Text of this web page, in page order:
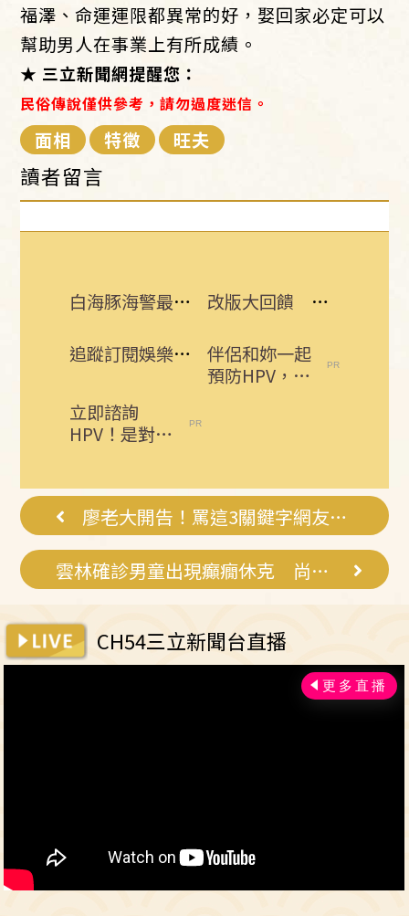
福澤、命運運限都異常的好，娶回家必定可以
幫助男人在事業上有所成績。
★ 三立新聞網提醒您：
民俗傳說僅供參考，請勿過度迷信。
面相 特徵 旺夫
讀者留言
白海豚海警最快這時解除！9日颱風假一覽 改版大回饋 熱門3C大獎接力送
追蹤訂閱娛樂星聞 給你最即時的娛樂星鮮事
伴侶和妳一起
預防HPV，才
立即諮詢
HPV！是對自
在不嫌晚...
廖老大開告！罵這3關鍵字網友倒楣了
雲林確診男童出現癲癇休克 尚未脫險
CH54三立新聞台直播